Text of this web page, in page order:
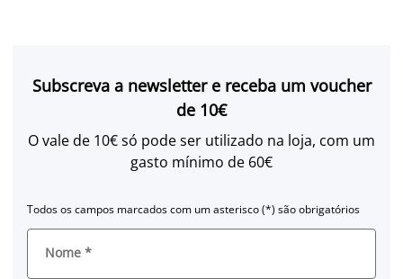
Subscreva a newsletter e receba um voucher
de 10€
O vale de 10€ só pode ser utilizado na loja, com um
gasto mínimo de 60€
Todos os campos marcados com um asterisco (*) são obrigatórios
Nome *